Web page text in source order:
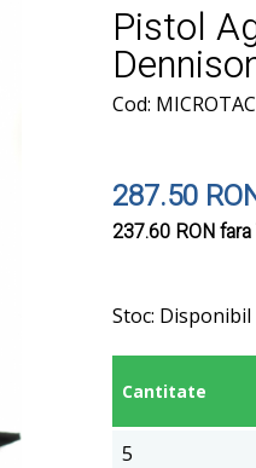
Pistol
Cod:
287.50
237.60 RON
Stoc: Disponibil
Cantitate
5